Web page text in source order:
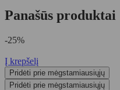
Panašūs produktai
-25%
Į krepšelį
Pridėti prie mėgstamiausiųjų
Pridėti prie mėgstamiausiųjų